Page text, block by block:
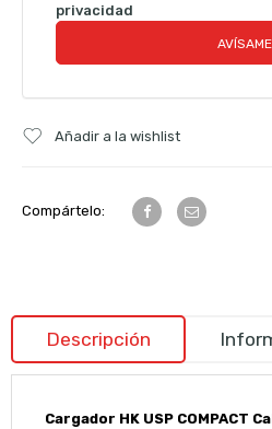
privacidad
Añadir a la wishlist
Compártelo:
Descripción
Cargador HK USP COMPACT